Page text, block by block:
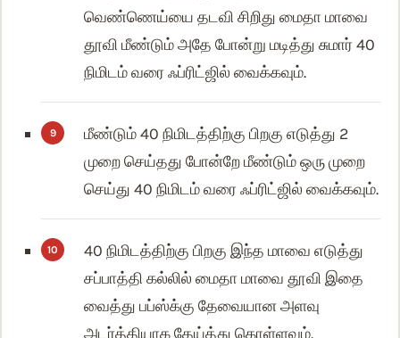
வெண்ணெய்யை தடவி சிறிது மைதா மாவை
தூவி மீண்டும் அதே போன்று மடித்து சுமார் 40
நிமிடம் வரை ஃப்ரிட்ஜில் வைக்கவும்.
மீண்டும் 40 நிமிடத்திற்கு பிறகு எடுத்து 2
முறை செய்தது போன்றே மீண்டும் ஒரு முறை
செய்து 40 நிமிடம் வரை ஃப்ரிட்ஜில் வைக்கவும்.
40 நிமிடத்திற்கு பிறகு இந்த மாவை எடுத்து
சப்பாத்தி கல்லில் மைதா மாவை தூவி இதை
வைத்து பப்ஸ்க்கு தேவையான அளவு
அடர்த்தியாக தேய்த்து கொள்ளவும்.